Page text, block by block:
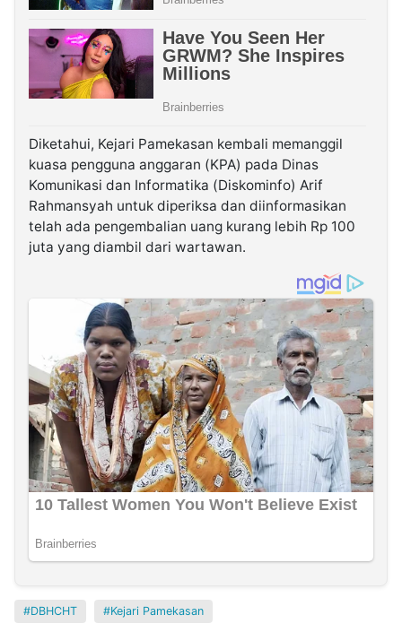
Diketahui, Kejari Pamekasan kembali memanggil
kuasa pengguna anggaran (KPA) pada Dinas
Komunikasi dan Informatika (Diskominfo) Arif
Rahmansyah untuk diperiksa dan diinformasikan
telah ada pengembalian uang kurang lebih Rp 100
juta yang diambil dari wartawan.
DBHCHT Kejari Pamekasan